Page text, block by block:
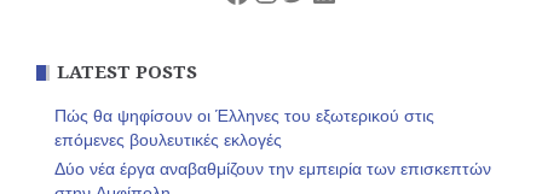
LATEST POSTS
Πώς θα ψηφίσουν οι Έλληνες του εξωτερικού στις
επόμενες βουλευτικές εκλογές
Δύο νέα έργα αναβαθμίζουν την εμπειρία των επισκεπτών